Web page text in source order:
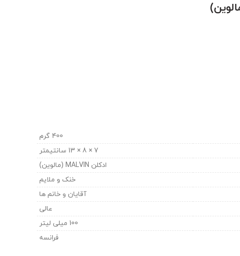
400 گرم
7 × 8 × 13 سانتیمتر
ادکلن MALVIN (مالوین)
خنک و ملایم
آقایان و خانم ها
عالی
100 میلی لیتر
فرانسه